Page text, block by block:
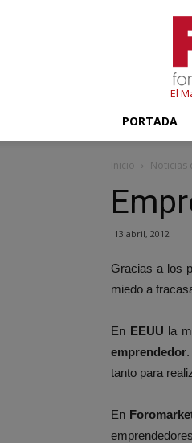
El
PORTADA
Inicio Noticias
13 abril, 2012
Gracias a los
miedo a
En EEUU la
emprendedor
tanto para
En